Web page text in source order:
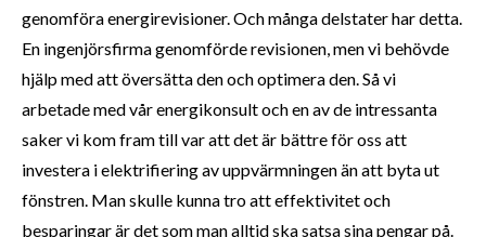
genomföra energirevisioner. Och många delstater har detta.
En ingenjörsfirma genomförde revisionen, men vi behövde
hjälp med att översätta den och optimera den. Så vi
arbetade med vår energikonsult och en av de intressanta
saker vi kom fram till var att det är bättre för oss att
investera i elektrifiering av uppvärmningen än att byta ut
fönstren. Man skulle kunna tro att effektivitet och
besparingar är det som man alltid ska satsa sina pengar på.